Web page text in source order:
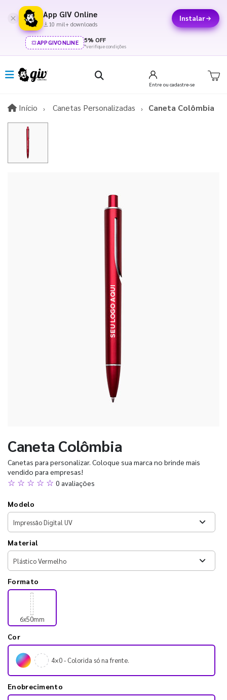
App GIV Online
10 mil+ downloads
Instalar
APPGIVONLINE 5% OFF
*verifique condições
Entre ou cadastre-se
Início InícioCanetas Personalizadas Caneta Colômbia
Caneta Colômbia
Canetas para personalizar. Coloque sua marca no brinde mais
vendido para empresas!
☆ ☆ ☆ ☆ ☆ 0 avaliações
Modelo
Material
Formato
6x50mm
Cor
4×0 - Colorida só na frente.
Enobrecimento